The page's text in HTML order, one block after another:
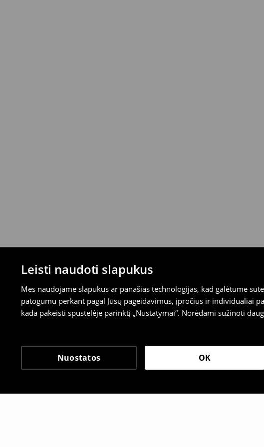
Leisti naudoti slapukus
Mes naudojame slapukus ar panašias technologijas, kad galėtume
patogumu perkant pagal Jūsų pageidavimus, įpročius ir individualiai
kada pakeisti spustelėję parinktį „Nustatymai“. Norėdami sužinoti
Nuostatos OK